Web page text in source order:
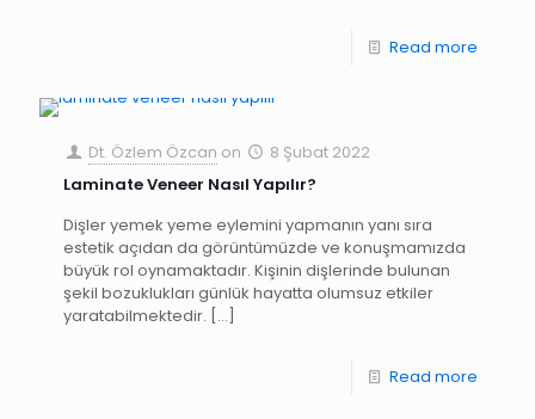
Read more
Dt. Özlem Özcan on
8 Şubat 2022
Laminate Veneer Nasıl Yapılır?
Dişler yemek yeme eylemini yapmanın yanı sıra
estetik açıdan da görüntümüzde ve konuşmamızda
büyük rol oynamaktadır. Kişinin dişlerinde bulunan
şekil bozuklukları günlük hayatta olumsuz etkiler
yaratabilmektedir. […]
Read more